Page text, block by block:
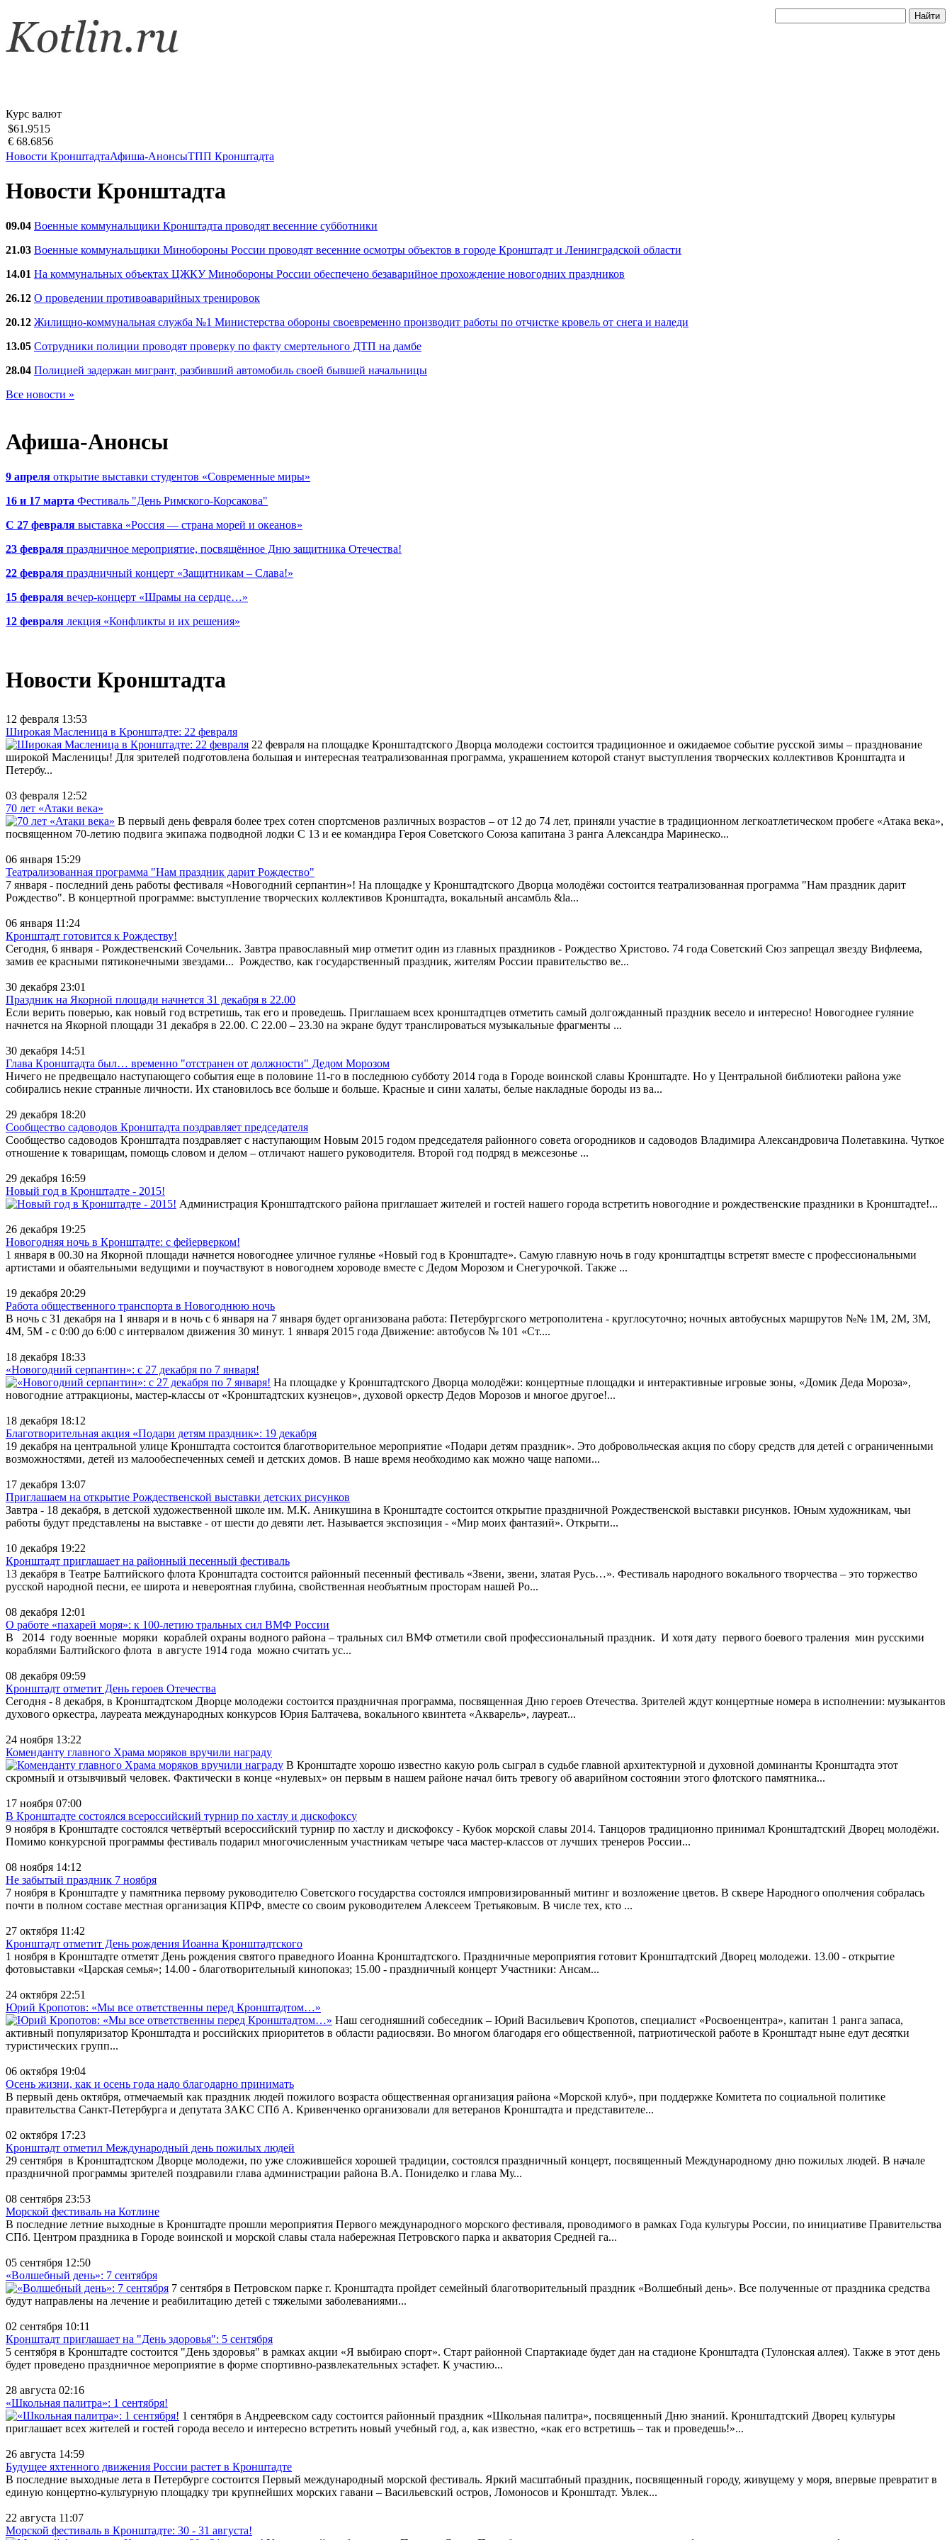
Курс валют
$61.9515
€ 68.6856
Новости КронштадтаАфиша-АнонсыТПП Кронштадта
Новости Кронштадта
09.04 Военные коммунальщики Кронштадта проводят весенние субботники
21.03 Военные коммунальщики Минобороны России проводят весенние осмотры объектов в городе Кронштадт и Ленинградской области
14.01 На коммунальных объектах ЦЖКУ Минобороны России обеспечено безаварийное прохождение новогодних праздников
26.12 О проведении противоаварийных тренировок
20.12 Жилищно-коммунальная служба №1 Министерства обороны своевременно производит работы по отчистке кровель от снега и наледи
13.05 Сотрудники полиции проводят проверку по факту смертельного ДТП на дамбе
28.04 Полицией задержан мигрант, разбивший автомобиль своей бывшей начальницы
Все новости »
Афиша-Анонсы
9 апреля открытие выставки студентов «Современные миры»
16 и 17 марта Фестиваль "День Римского-Корсакова"
С 27 февраля выставка «Россия — страна морей и океанов»
23 февраля праздничное мероприятие, посвящённое Дню защитника Отечества!
22 февраля праздничный концерт «Защитникам – Слава!»
15 февраля вечер-концерт «Шрамы на сердце…»
12 февраля лекция «Конфликты и их решения»
Новости Кронштадта
12 февраля 13:53
Широкая Масленица в Кронштадте: 22 февраля
22 февраля на площадке Кронштадтского Дворца молодежи состоится традиционное и ожидаемое событие русской зимы – празднование
широкой Масленицы! Для зрителей подготовлена большая и интересная театрализованная программа, украшением которой станут выступления творческих коллективов Кронштадта и
Петербу...
03 февраля 12:52
70 лет «Атаки века»
В первый день февраля более трех сотен спортсменов различных возрастов – от 12 до 74 лет, приняли участие в традиционном легкоатлетическом пробеге «Атака века»,
посвященном 70-летию подвига экипажа подводной лодки С 13 и ее командира Героя Советского Союза капитана 3 ранга Александра Маринеско...
06 января 15:29
Театрализованная программа "Нам праздник дарит Рождество"
7 января - последний день работы фестиваля «Новогодний серпантин»! На площадке у Кронштадтского Дворца молодёжи состоится театрализованная программа "Нам праздник дарит
Рождество". В концертной программе: выступление творческих коллективов Кронштадта, вокальный ансамбль &la...
06 января 11:24
Кронштадт готовится к Рождеству!
Сегодня, 6 января - Рождественский Сочельник. Завтра православный мир отметит один из главных праздников - Рождество Христово. 74 года Советский Сюз запрещал звезду Вифлеема,
замив ее красными пятиконечными звездами... Рождество, как государственный праздник, жителям России правительство ве...
30 декабря 23:01
Праздник на Якорной площади начнется 31 декабря в 22.00
Если верить поверью, как новый год встретишь, так его и проведешь. Приглашаем всех кронштадтцев отметить самый долгожданный праздник весело и интересно! Новогоднее гуляние
начнется на Якорной площади 31 декабря в 22.00. С 22.00 – 23.30 на экране будут транслироваться музыкальные фрагменты ...
30 декабря 14:51
Глава Кронштадта был… временно "отстранен от должности" Дедом Морозом
Ничего не предвещало наступающего события еще в половине 11-го в последнюю субботу 2014 года в Городе воинской славы Кронштадте. Но у Центральной библиотеки района уже
собирались некие странные личности. Их становилось все больше и больше. Красные и сини халаты, белые накладные бороды из ва...
29 декабря 18:20
Сообщество садоводов Кронштадта поздравляет председателя
Сообщество садоводов Кронштадта поздравляет с наступающим Новым 2015 годом председателя районного совета огородников и садоводов Владимира Александровича Полетавкина. Чуткое
отношение к товарищам, помощь словом и делом – отличают нашего руководителя. Второй год подряд в межсезонье ...
29 декабря 16:59
Новый год в Кронштадте - 2015!
Администрация Кронштадтского района приглашает жителей и гостей нашего города встретить новогодние и рождественские праздники в Кронштадте!...
26 декабря 19:25
Новогодняя ночь в Кронштадте: с фейерверком!
1 января в 00.30 на Якорной площади начнется новогоднее уличное гулянье «Новый год в Кронштадте». Самую главную ночь в году кронштадтцы встретят вместе с профессиональными
артистами и обаятельными ведущими и поучаствуют в новогоднем хороводе вместе с Дедом Морозом и Снегурочкой. Также ...
19 декабря 20:29
Работа общественного транспорта в Новогоднюю ночь
В ночь с 31 декабря на 1 января и в ночь с 6 января на 7 января будет организована работа: Петербургского метрополитена - круглосуточно; ночных автобусных маршрутов №№ 1М, 2М, 3М,
4М, 5М - с 0:00 до 6:00 с интервалом движения 30 минут. 1 января 2015 года Движение: автобусов № 101 «Ст....
18 декабря 18:33
«Новогодний серпантин»: с 27 декабря по 7 января!
На площадке у Кронштадтского Дворца молодёжи: концертные площадки и интерактивные игровые зоны, «Домик Деда Мороза»,
новогодние аттракционы, мастер-классы от «Кронштадтских кузнецов», духовой оркестр Дедов Морозов и многое другое!...
18 декабря 18:12
Благотворительная акция «Подари детям праздник»: 19 декабря
19 декабря на центральной улице Кронштадта состоится благотворительное мероприятие «Подари детям праздник». Это добровольческая акция по сбору средств для детей с ограниченными
возможностями, детей из малообеспеченных семей и детских домов. В наше время необходимо как можно чаще напоми...
17 декабря 13:07
Приглашаем на открытие Рождественской выставки детских рисунков
Завтра - 18 декабря, в детской художественной школе им. М.К. Аникушина в Кронштадте состоится открытие праздничной Рождественской выставки рисунков. Юным художникам, чьи
работы будут представлены на выставке - от шести до девяти лет. Называется экспозиция - «Мир моих фантазий». Открыти...
10 декабря 19:22
Кронштадт приглашает на районный песенный фестиваль
13 декабря в Театре Балтийского флота Кронштадта состоится районный песенный фестиваль «Звени, звени, златая Русь…». Фестиваль народного вокального творчества – это торжество
русской народной песни, ее широта и невероятная глубина, свойственная необъятным просторам нашей Ро...
08 декабря 12:01
О работе «пахарей моря»: к 100-летию тральных сил ВМФ России
В 2014 году военные моряки кораблей охраны водного района – тральных сил ВМФ отметили свой профессиональный праздник. И хотя дату первого боевого траления мин русскими
кораблями Балтийского флота в августе 1914 года можно считать ус...
08 декабря 09:59
Кронштадт отметит День героев Отечества
Сегодня - 8 декабря, в Кронштадтском Дворце молодежи состоится праздничная программа, посвященная Дню героев Отечества. Зрителей ждут концертные номера в исполнении: музыкантов
духового оркестра, лауреата международных конкурсов Юрия Балтачева, вокального квинтета «Акварель», лауреат...
24 ноября 13:22
Коменданту главного Храма моряков вручили награду
В Кронштадте хорошо известно какую роль сыграл в судьбе главной архитектурной и духовной доминанты Кронштадта этот
скромный и отзывчивый человек. Фактически в конце «нулевых» он первым в нашем районе начал бить тревогу об аварийном состоянии этого флотского памятника...
17 ноября 07:00
В Кронштадте состоялся всероссийский турнир по хастлу и дискофоксу
9 ноября в Кронштадте состоялся четвёртый всероссийский турнир по хастлу и дискофоксу - Кубок морской славы 2014. Танцоров традиционно принимал Кронштадтский Дворец молодёжи.
Помимо конкурсной программы фестиваль подарил многочисленным участникам четыре часа мастер-классов от лучших тренеров России...
08 ноября 14:12
Не забытый праздник 7 ноября
7 ноября в Кронштадте у памятника первому руководителю Советского государства состоялся импровизированный митинг и возложение цветов. В сквере Народного ополчения собралась
почти в полном составе местная организация КПРФ, вместе со своим руководителем Алексеем Третьяковым. В числе тех, кто ...
27 октября 11:42
Кронштадт отметит День рождения Иоанна Кронштадтского
1 ноября в Кронштадте отметят День рождения святого праведного Иоанна Кронштадтского. Праздничные мероприятия готовит Кронштадтский Дворец молодежи. 13.00 - открытие
фотовыставки «Царская семья»; 14.00 - благотворительный кинопоказ; 15.00 - праздничный концерт Участники: Ансам...
24 октября 22:51
Юрий Кропотов: «Мы все ответственны перед Кронштадтом…»
Наш сегодняшний собеседник – Юрий Васильевич Кропотов, специалист «Росвоенцентра», капитан 1 ранга запаса,
активный популяризатор Кронштадта и российских приоритетов в области радиосвязи. Во многом благодаря его общественной, патриотической работе в Кронштадт ныне едут десятки
туристических групп...
06 октября 19:04
Осень жизни, как и осень года надо благодарно принимать
В первый день октября, отмечаемый как праздник людей пожилого возраста общественная организация района «Морской клуб», при поддержке Комитета по социальной политике
правительства Санкт-Петербурга и депутата ЗАКС СПб А. Кривенченко организовали для ветеранов Кронштадта и представителе...
02 октября 17:23
Кронштадт отметил Международный день пожилых людей
29 сентября в Кронштадтском Дворце молодежи, по уже сложившейся хорошей традиции, состоялся праздничный концерт, посвященный Международному дню пожилых людей. В начале
праздничной программы зрителей поздравили глава администрации района В.А. Пониделко и глава Му...
08 сентября 23:53
Морской фестиваль на Котлине
В последние летние выходные в Кронштадте прошли мероприятия Первого международного морского фестиваля, проводимого в рамках Года культуры России, по инициативе Правительства
СПб. Центром праздника в Городе воинской и морской славы стала набережная Петровского парка и акватория Средней га...
05 сентября 12:50
«Волшебный день»: 7 сентября
7 сентября в Петровском парке г. Кронштадта пройдет семейный благотворительный праздник «Волшебный день». Все полученные от праздника средства
будут направлены на лечение и реабилитацию детей с тяжелыми заболеваниями...
02 сентября 10:11
Кронштадт приглашает на "День здоровья": 5 сентября
5 сентября в Кронштадте состоится "День здоровья" в рамках акции «Я выбираю спорт». Старт районной Спартакиаде будет дан на стадионе Кронштадта (Тулонская аллея). Также в этот день
будет проведено праздничное мероприятие в форме спортивно-развлекательных эстафет. К участию...
28 августа 02:16
«Школьная палитра»: 1 сентября!
1 сентября в Андреевском саду состоится районный праздник «Школьная палитра», посвященный Дню знаний. Кронштадтский Дворец культуры
приглашает всех жителей и гостей города весело и интересно встретить новый учебный год, а, как известно, «как его встретишь – так и проведешь!»...
26 августа 14:59
Будущее яхтенного движения России растет в Кронштадте
В последние выходные лета в Петербурге состоится Первый международный морской фестиваль. Яркий масштабный праздник, посвященный городу, живущему у моря, впервые превратит в
единую концертно-культурную площадку три крупнейших морских гавани – Васильевский остров, Ломоносов и Кронштадт. Увлек...
22 августа 11:07
Морской фестиваль в Кронштадте: 30 - 31 августа!